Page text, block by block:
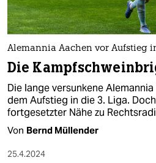
Alemannia Aachen vor Aufstieg
Die
Die lange versunkene
dem Aufstieg in die 3. Liga.
fortgesetzter Nähe zu
Von Bernd Müllender
25.4.2024